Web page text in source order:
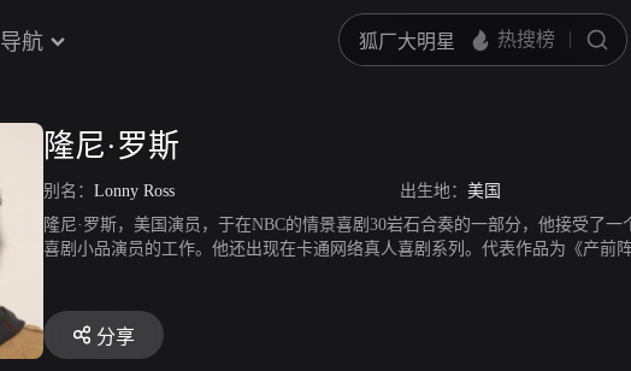
导航
隆尼·罗斯
别名： Lonny Ross 出生地： 美国
隆尼·罗斯，美国演员，于在NBC的情景喜剧30岩石合奏的一部分，他接受了
喜剧小品演员的工作。他还出现在卡通网络真人喜剧系列。代表作品为《产前
分享